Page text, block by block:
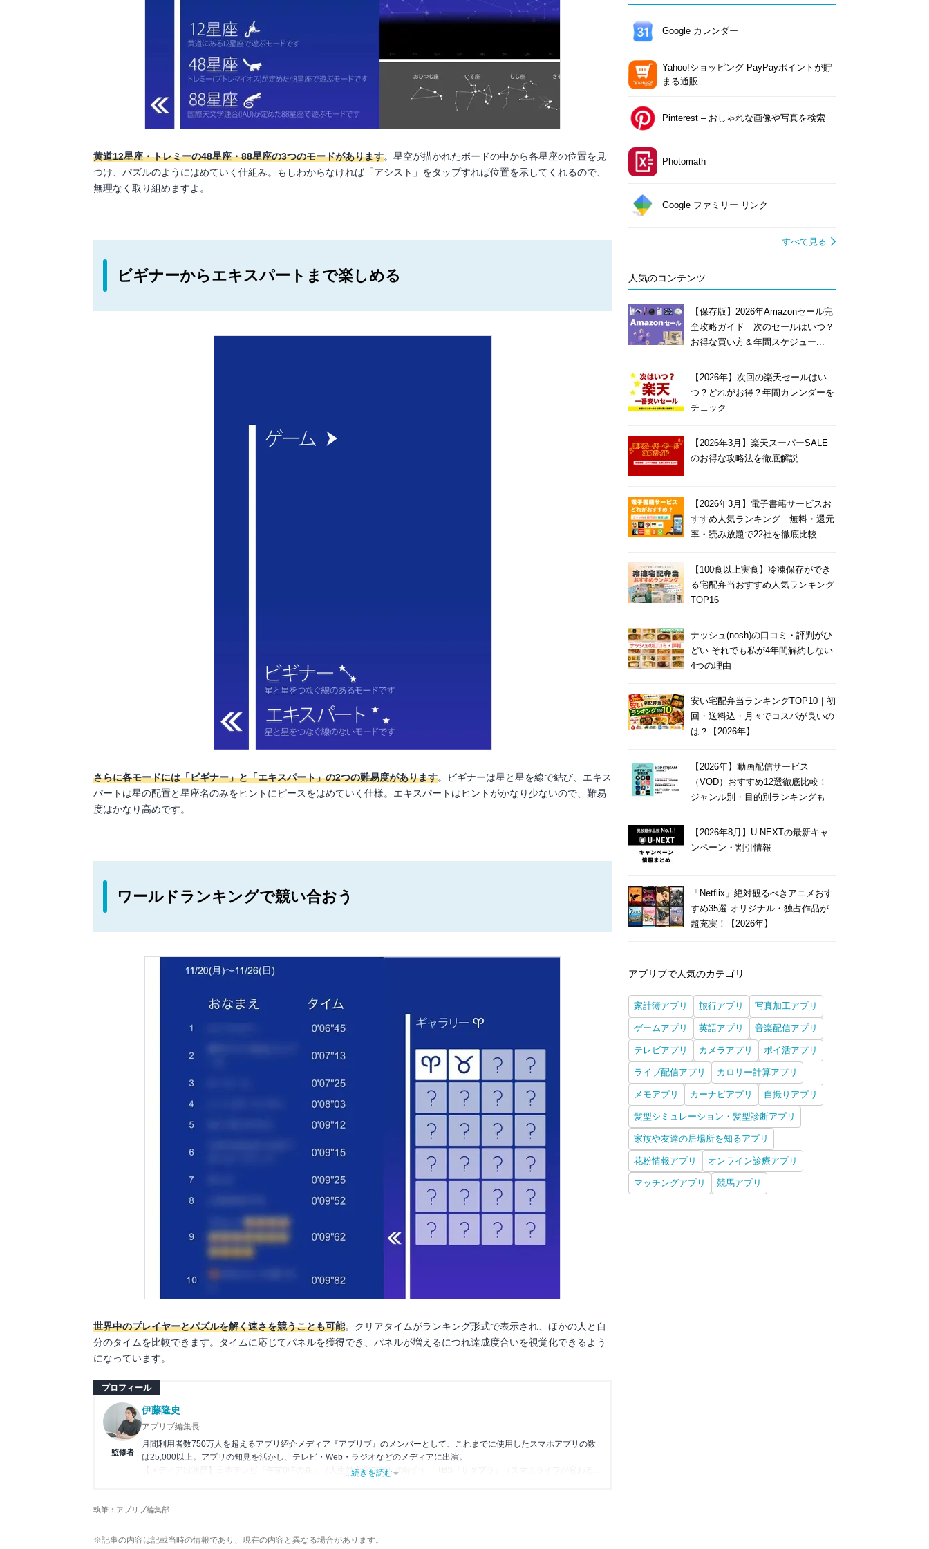
黄道12星座・トレミーの48星座・88星座の3つのモードがあります。星空が描かれたボードの中から各星座の位置を見
つけ、パズルのようにはめていく仕組み。もしわからなければ「アシスト」をタップすれば位置を示してくれるので、
無理なく取り組めますよ。
ビギナーからエキスパートまで楽しめる
さらに各モードには「ビギナー」と「エキスパート」の2つの難易度があります。ビギナーは星と星を線で結び、エキス
パートは星の配置と星座名のみをヒントにピースをはめていく仕様。エキスパートはヒントがかなり少ないので、難易
度はかなり高めです。
ワールドランキングで競い合おう
世界中のプレイヤーとパズルを解く速さを競うことも可能。クリアタイムがランキング形式で表示され、ほかの人と自
分のタイムを比較できます。タイムに応じてパネルを獲得でき、パネルが増えるにつれ達成度合いを視覚化できるよう
になっています。
プロフィール
監修者
伊藤隆史
アプリブ編集長
月間利用者数750万人を超えるアプリ紹介メディア『アプリブ』のメンバーとして、これまでに使用したスマホアプリの数
は25,000以上。アプリの知見を活かし、テレビ・Web・ラジオなどのメディアに出演。
【メディア出演歴】日本テレビ『午前0時の森』（人生効率化アプリの紹介）、TBS『サタプラ』（スマホライフが変わる神
Wikipedia
...続きを読む
執筆：アプリブ編集部
※記事の内容は記載当時の情報であり、現在の内容と異なる場合があります。
Google カレンダー
Yahoo!ショッピング-PayPayポイントが貯
まる通販
Pinterest – おしゃれな画像や写真を検索
Photomath
Google ファミリー リンク
すべて見る
人気のコンテンツ
【保存版】2026年Amazonセール完
全攻略ガイド｜次のセールはいつ？
お得な買い方＆年間スケジュー...
【2026年】次回の楽天セールはい
つ？どれがお得？年間カレンダーを
チェック
【2026年3月】楽天スーパーSALE
のお得な攻略法を徹底解説
【2026年3月】電子書籍サービスお
すすめ人気ランキング｜無料・還元
率・読み放題で22社を徹底比較
【100食以上実食】冷凍保存ができ
る宅配弁当おすすめ人気ランキング
TOP16
ナッシュ(nosh)の口コミ・評判がひ
どい それでも私が4年間解約しない
4つの理由
安い宅配弁当ランキングTOP10｜初
回・送料込・月々でコスパが良いの
は？【2026年】
【2026年】動画配信サービス
（VOD）おすすめ12選徹底比較！
ジャンル別・目的別ランキングも
【2026年8月】U-NEXTの最新キャ
ンペーン・割引情報
「Netflix」絶対観るべきアニメおす
すめ35選 オリジナル・独占作品が
超充実！【2026年】
アプリブで人気のカテゴリ
家計簿アプリ 旅行アプリ 写真加工アプリ
ゲームアプリ 英語アプリ 音楽配信アプリ
テレビアプリ カメラアプリ ポイ活アプリ
ライブ配信アプリ カロリー計算アプリ
メモアプリ カーナビアプリ 自撮りアプリ
髪型シミュレーション・髪型診断アプリ
家族や友達の居場所を知るアプリ
花粉情報アプリ オンライン診療アプリ
マッチングアプリ 競馬アプリ